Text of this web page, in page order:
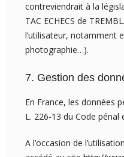
contreviendrait à la
TAC ECHECS de
l’utilisateur, notamment
photographie…).
7. Gestion des
En France, les données
L. 226-13 du Code
A l’occasion de